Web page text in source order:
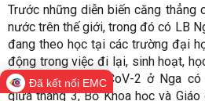
Trước những diễn biến căng thẳng
nước trên thế giới, trong đó có LB
đang theo học tại các trường đại
động trong việc đi lại, sinh hoạt,
nhiễm virus SAR-CoV-2 ở Nga
giữa tháng 3, Bộ Khoa học và
Đã kết nối EMC